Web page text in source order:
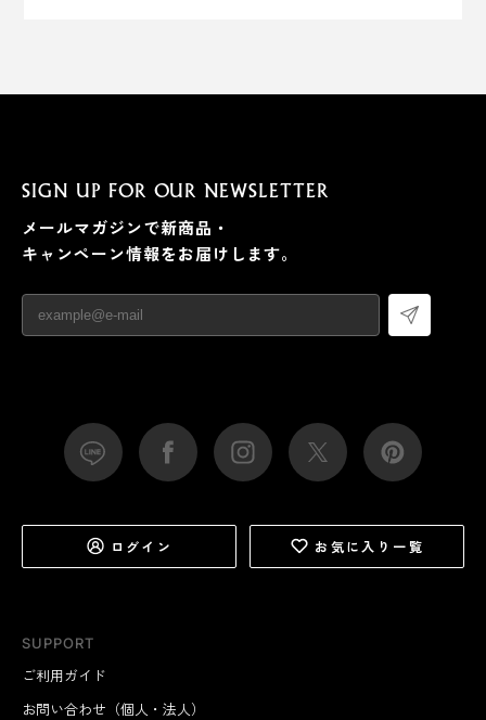
SUPPORT
ご利用ガイド
お問い合わせ（個人・法人）
SIGN UP FOR OUR NEWSLETTER
メールマガジンで新商品・
キャンペーン情報をお届けします。
ログイン お気に入り一覧